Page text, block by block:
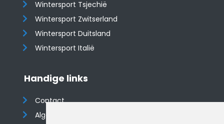
Wintersport Tsjechië
Wintersport Zwitserland
Wintersport Duitsland
Wintersport Italië
Handige links
Contact
Algemene voorwaarden